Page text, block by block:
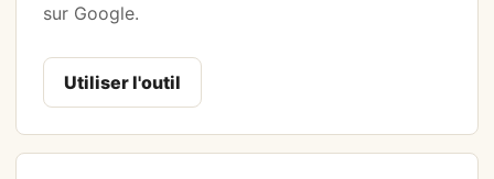
sur Google.
Utiliser l'outil